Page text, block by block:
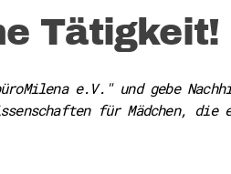
Tätigkeit!
e.V." und gebe
für Mädchen, die